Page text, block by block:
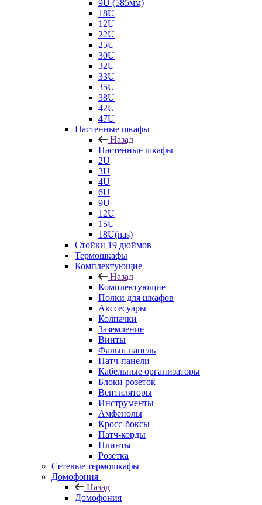
9U (585мм)
18U
12U
22U
25U
30U
32U
33U
35U
38U
42U
47U
Настенные шкафы
Назад
Настенные шкафы
2U
3U
4U
6U
9U
12U
15U
18U(nas)
Стойки 19 дюймов
Термошкафы
Комплектующие
Назад
Комплектующие
Полки для шкафов
Акссесуары
Колпачки
Заземление
Винты
Фальш панель
Патч-панели
Кабельные организаторы
Блоки розеток
Вентиляторы
Инструменты
Амфенолы
Кросс-боксы
Патч-корды
Плинты
Розетка
Сетевые термошкафы
Домофония
Назад
Домофония